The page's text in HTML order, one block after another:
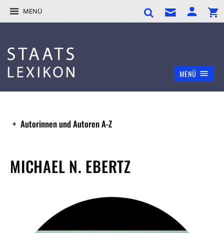
MENÜ
MENÜ
Autorinnen und Autoren A-Z
MICHAEL N. EBERTZ